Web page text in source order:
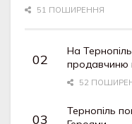
51 ПОШИРЕННЯ
На
продавчиню
52
Тернопіль